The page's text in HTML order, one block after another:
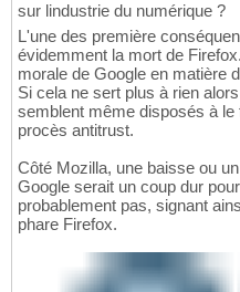
sur lindustrie du numérique ?
L'une des première
évidemment la mort de
morale de Google en matière
Si cela ne sert plus à rien
semblent même disposés à
procès antitrust.
Côté Mozilla, une baisse ou
Google serait un coup dur
probablement pas, signant
phare Firefox.